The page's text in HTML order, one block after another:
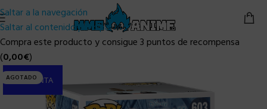
Saltar a la navegación
Saltar al contenido principal
Compra este producto y consigue 3 puntos de recompensa
(0,00€)
AGOTADO
PRE-VENTA